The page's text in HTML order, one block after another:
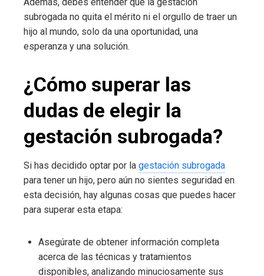
Además, debes entender que la gestación
subrogada no quita el mérito ni el orgullo de traer un
hijo al mundo, solo da una oportunidad, una
esperanza y una solución.
¿Cómo superar las
dudas de elegir la
gestación subrogada?
Si has decidido optar por la gestación subrogada
para tener un hijo, pero aún no sientes seguridad en
esta decisión, hay algunas cosas que puedes hacer
para superar esta etapa:
Asegúrate de obtener información completa
acerca de las técnicas y tratamientos
disponibles, analizando minuciosamente sus